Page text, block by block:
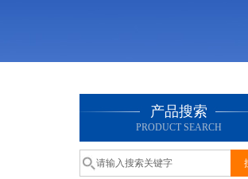
产品搜索
PRODUCT SEARCH